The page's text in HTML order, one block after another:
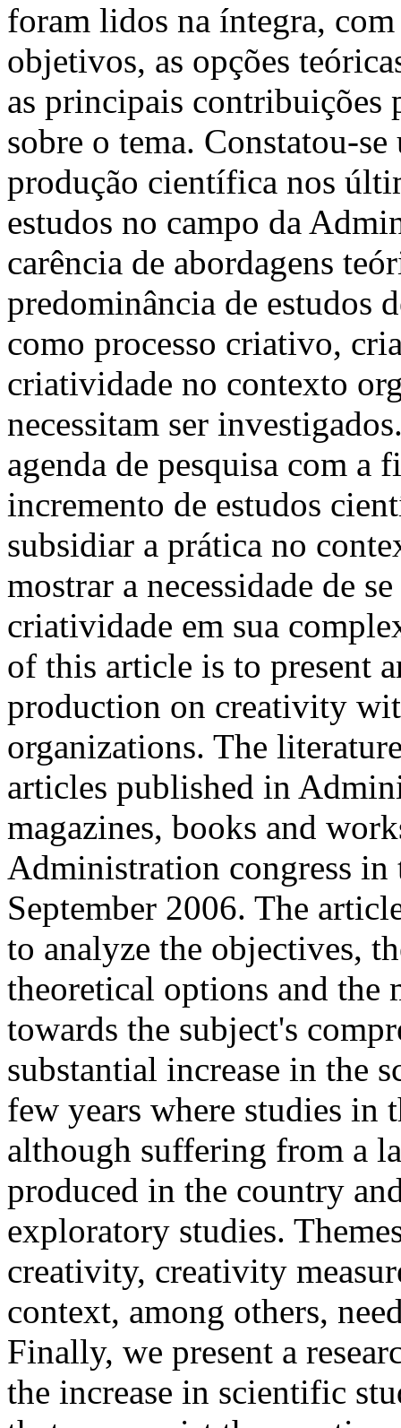
foram lidos na íntegra,
objetivos, as opções
as principais contribuições
sobre o tema. Constatou-
produção científica nos
estudos no campo da
carência de abordagens
predominância de estudos
como processo criativo,
criatividade no contexto
necessitam ser
agenda de pesquisa com a
incremento de estudos
subsidiar a prática no
mostrar a necessidade de
criatividade em sua
of this article is to present
production on creativity
organizations. The
articles published in
magazines, books and
Administration congress
September 2006. The
to analyze the objectives,
theoretical options and the
towards the subject's
substantial increase in the
few years where studies
although suffering from a
produced in the country
exploratory studies.
creativity, creativity
context, among others,
Finally, we present a
the increase in scientific